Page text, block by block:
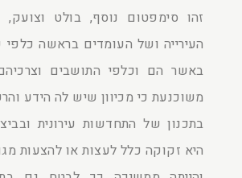
זהו סימפטום נוסף, בולט
העירייה ושל העומדים בראשה כלפי
באשר הם וכלפי התושבים
משוכנעת כי מכיוון שיש לה הידע
בתכנון של התחדשות עירונית
היא זקוקה כלל לעצות או להצעות